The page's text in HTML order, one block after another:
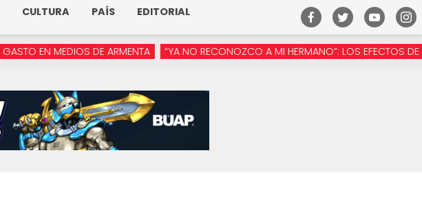
CULTURA PAÍS
EDITORIAL
DE ARMENTA “YA NO RECONOZCO A MI HERMANO”: LOS EFECTOS DE LA